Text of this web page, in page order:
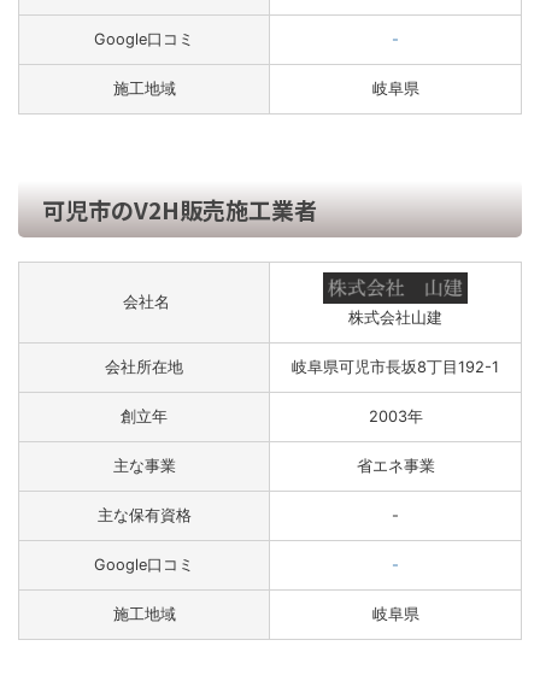
Google口コミ -
施工地域 岐阜県
可児市のV2H販売施工業者
会社名
株式会社山建
会社所在地 岐阜県可児市長坂8丁目192-1
創立年 2003年
主な事業 省エネ事業
主な保有資格 -
Google口コミ -
施工地域 岐阜県